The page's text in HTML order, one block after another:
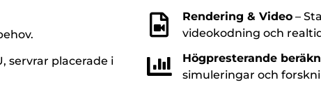
servrar placerade i
Rendering & Video –
videokodning och
Högpresterande
simuleringar och